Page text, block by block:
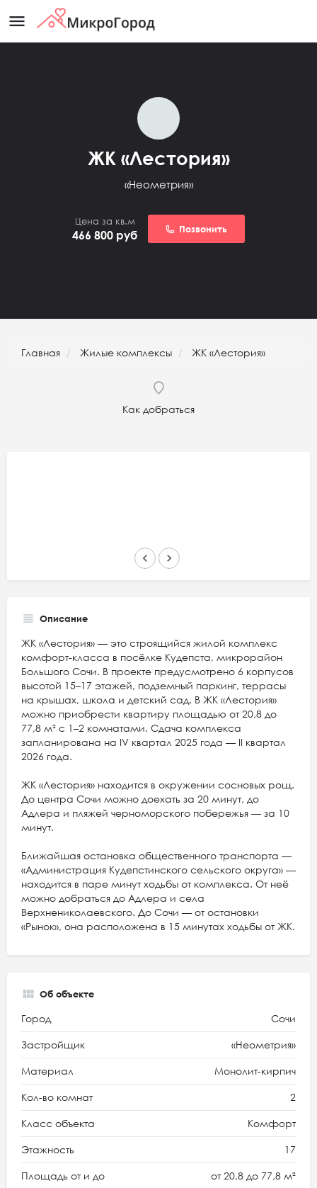
menu
ЖК «Лестория»
«Неометрия»
Цена за кв.м
466 800 руб Позвонить
Главная Жилые комплексы ЖК «Лестория»
Как добраться
keyboard_arrow_left keyboard_arrow_right
Описание
ЖК «Лестория» — это строящийся жилой комплекс
комфорт-класса в посёлке Кудепста, микрорайон
Большого Сочи. В проекте предусмотрено 6 корпусов
высотой 15–17 этажей, подземный паркинг, террасы
на крышах, школа и детский сад. В ЖК «Лестория»
можно приобрести квартиру площадью от 20,8 до
77,8 м² с 1–2 комнатами. Сдача комплекса
запланирована на IV квартал 2025 года — II квартал
2026 года.
ЖК «Лестория» находится в окружении сосновых рощ.
До центра Сочи можно доехать за 20 минут, до
Адлера и пляжей черноморского побережья — за 10
минут.
Ближайшая остановка общественного транспорта —
«Администрация Кудепстинского сельского округа» —
находится в паре минут ходьбы от комплекса. От неё
можно добраться до Адлера и села
Верхнениколаевского. До Сочи — от остановки
«Рынок», она расположена в 15 минутах ходьбы от ЖК.
Об объекте
Город Сочи
Застройщик «Неометрия»
Материал Монолит-кирпич
Кол-во комнат 2
Класс объекта Комфорт
Этажность 17
Площадь от и до от 20,8 до 77,8 м²